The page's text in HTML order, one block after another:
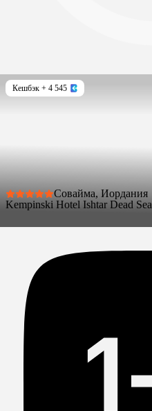
Кешбэк + 4 545
Совайма, Иордания
Kempinski Hotel Ishtar Dead Sea